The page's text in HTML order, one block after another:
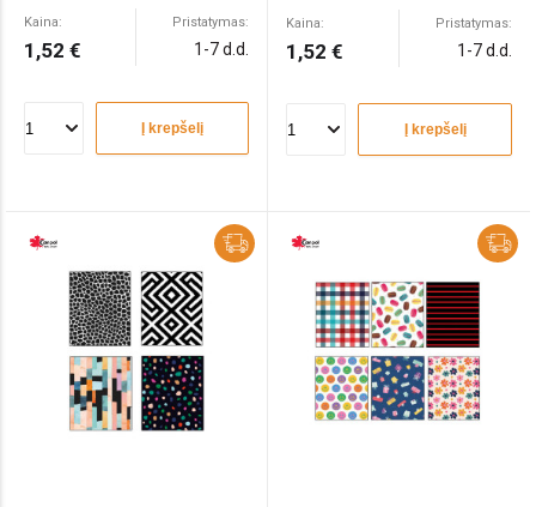
Kaina:
1,52 €
Pristatymas:
1-7 d.d.
Į krepšelį
Kaina:
1,52 €
Pristatymas:
1-7 d.d.
Į krepšelį